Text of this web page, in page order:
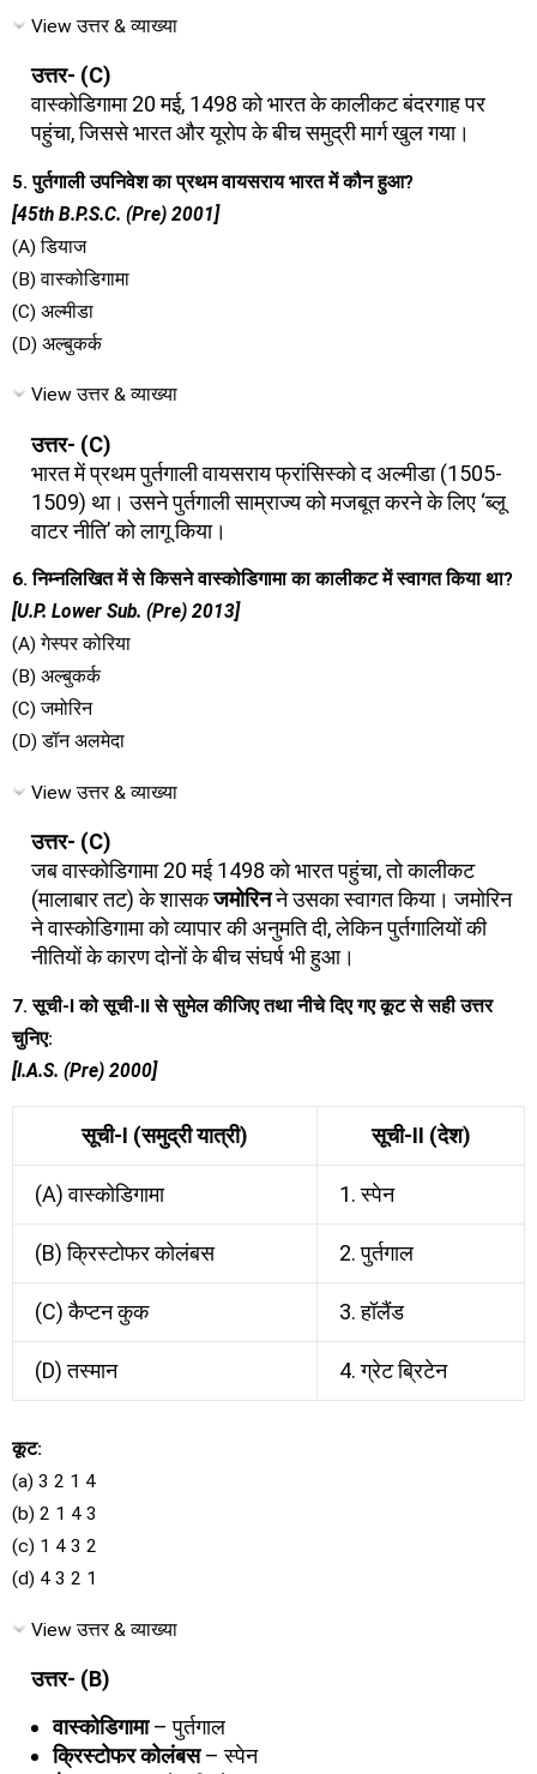
View उत्तर & व्याख्या
उत्तर- (C)
वास्कोडिगामा 20 मई, 1498 को भारत के कालीकट बंदरगाह पर
पहुंचा, जिससे भारत और यूरोप के बीच समुद्री मार्ग खुल गया।
5. पुर्तगाली उपनिवेश का प्रथम वायसराय भारत में कौन हुआ?
[45th B.P.S.C. (Pre) 2001]
(A) डियाज
(B) वास्कोडिगामा
(C) अल्मीडा
(D) अल्बुकर्क
View उत्तर & व्याख्या
उत्तर- (C)
भारत में प्रथम पुर्तगाली वायसराय फ्रांसिस्को द अल्मीडा (1505-
1509) था। उसने पुर्तगाली साम्राज्य को मजबूत करने के लिए ‘ब्लू
वाटर नीति’ को लागू किया।
6. निम्नलिखित में से किसने वास्कोडिगामा का कालीकट में स्वागत किया था?
[U.P. Lower Sub. (Pre) 2013]
(A) गेस्पर कोरिया
(B) अल्बुकर्क
(C) जमोरिन
(D) डॉन अलमेदा
View उत्तर & व्याख्या
उत्तर- (C)
जब वास्कोडिगामा 20 मई 1498 को भारत पहुंचा, तो कालीकट
(मालाबार तट) के शासकजमोरिनने उसका स्वागत किया। जमोरिन
ने वास्कोडिगामा को व्यापार की अनुमति दी, लेकिन पुर्तगालियों की
नीतियों के कारण दोनों के बीच संघर्ष भी हुआ।
7. सूची-I को सूची-II से सुमेल कीजिए तथा नीचे दिए गए कूट से सही उत्तर
चुनिए:
[I.A.S. (Pre) 2000]
सूची-I (समुद्री यात्री) सूची-II (देश)
(A) वास्कोडिगामा 1. स्पेन
(B) क्रिस्टोफर कोलंबस 2. पुर्तगाल
(C) कैप्टन कुक 3. हॉलैंड
(D) तस्मान 4. ग्रेट ब्रिटेन
कूट:
(a) 3 2 1 4
(b) 2 1 4 3
(c) 1 4 3 2
(d) 4 3 2 1
View उत्तर & व्याख्या
उत्तर- (B)
वास्कोडिगामा– पुर्तगाल
क्रिस्टोफर कोलंबस– स्पेन